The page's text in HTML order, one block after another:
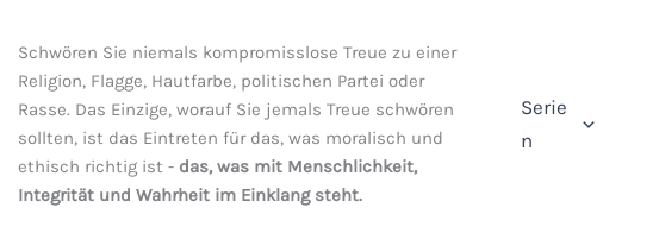
Schwören Sie niemals kompromisslose Treue zu einer
Religion, Flagge, Hautfarbe, politischen Partei oder
Rasse. Das Einzige, worauf Sie jemals Treue schwören
sollten, ist das Eintreten für das, was moralisch und
ethisch richtig ist - das, was mit Menschlichkeit,
Integrität und Wahrheit im Einklang steht.
Serie
n